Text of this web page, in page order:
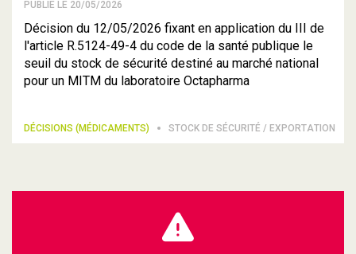
PUBLIÉ LE 20/05/2026
Décision du 12/05/2026 fixant en application du III de
l'article R.5124-49-4 du code de la santé publique le
seuil du stock de sécurité destiné au marché national
pour un MITM du laboratoire Octapharma
DÉCISIONS (MÉDICAMENTS) STOCK DE SÉCURITÉ / EXPORTATION